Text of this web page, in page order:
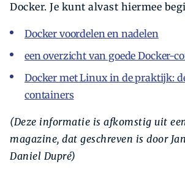
Docker. Je kunt alvast hiermee
Docker voordelen en nadelen
een overzicht van goede Docker-
Docker met Linux in de praktijk:
containers
(Deze informatie is afkomstig uit
magazine, dat geschreven is door
Daniel Dupré)